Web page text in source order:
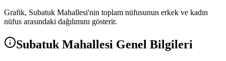
Grafik, Subatuk Mahallesi'nin toplam nüfusunun erkek ve kadın
nüfus arasındaki dağılımını gösterir.
Subatuk Mahallesi Genel Bilgileri